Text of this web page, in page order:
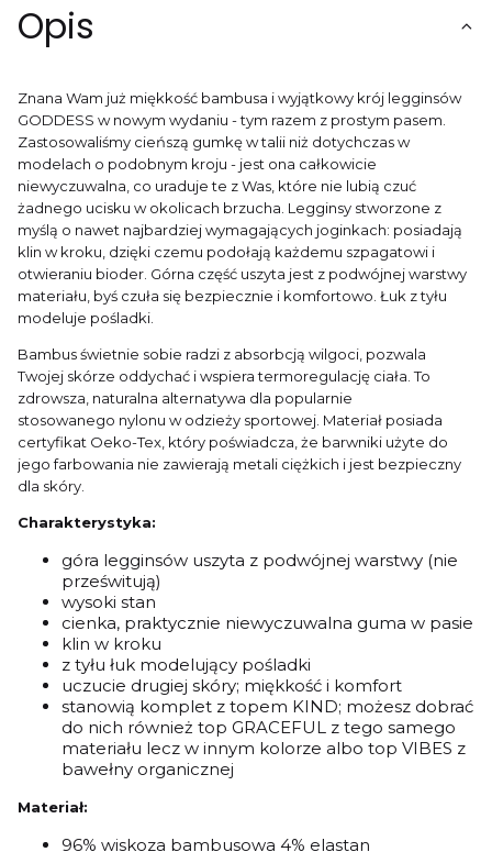
Opis
Znana Wam już miękkość bambusa i wyjątkowy krój legginsów
GODDESS w nowym wydaniu - tym razem z prostym pasem.
Zastosowaliśmy cieńszą gumkę w talii niż dotychczas w
modelach o podobnym kroju - jest ona całkowicie
niewyczuwalna, co uraduje te z Was, które nie lubią czuć
żadnego ucisku w okolicach brzucha. Legginsy stworzone z
myślą o nawet najbardziej wymagających joginkach: posiadają
klin w kroku, dzięki czemu podołają każdemu szpagatowi i
otwieraniu bioder. Górna część uszyta jest z podwójnej warstwy
materiału, byś czuła się bezpiecznie i komfortowo. Łuk z tyłu
modeluje pośladki.
Bambus świetnie sobie radzi z absorbcją wilgoci, pozwala
Twojej skórze oddychać i wspiera termoregulację ciała. To
zdrowsza, naturalna alternatywa dla popularnie
stosowanego nylonu w odzieży sportowej. Materiał posiada
certyfikat Oeko-Tex, który poświadcza, że barwniki użyte do
jego farbowania nie zawierają metali ciężkich i jest bezpieczny
dla skóry.
Charakterystyka:
góra legginsów uszyta z podwójnej warstwy (nie
prześwitują)
wysoki stan
cienka, praktycznie niewyczuwalna guma w pasie
klin w kroku
z tyłu łuk modelujący pośladki
uczucie drugiej skóry; miękkość i komfort
stanowią komplet z topem KIND; możesz dobrać
do nich również top GRACEFUL z tego samego
materiału lecz w innym kolorze albo top VIBES z
bawełny organicznej
Materiał:
96% wiskoza bambusowa 4% elastan